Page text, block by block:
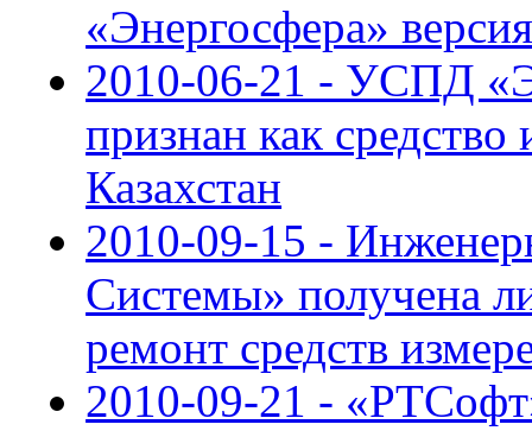
«Энергосфера»
2010-06-21 - УСПД
признан как
Казахстан
2010-09-15 -
Системы» получена
ремонт средств
2010-09-21 -